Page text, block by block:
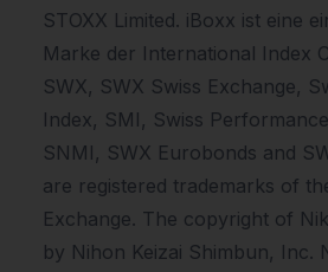
STOXX Limited. iBoxx ist eine
Marke der International Index
SWX, SWX Swiss Exchange,
Index, SMI, Swiss
SNMI, SWX Eurobonds and
are registered trademarks of
Exchange. The copyright of
by Nihon Keizai Shimbun, Inc.